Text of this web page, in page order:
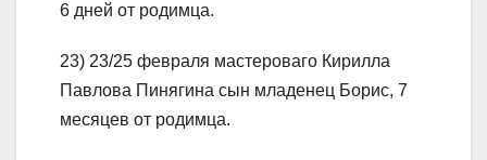
6 дней от родимца.
23) 23/25 февраля мастероваго Кирилла
Павлова Пинягина сын младенец Борис, 7
месяцев от родимца.